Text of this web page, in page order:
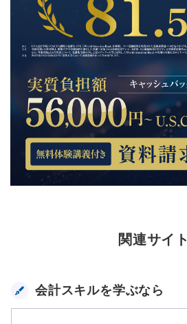
関連サイト
会計スキルを学ぶなら